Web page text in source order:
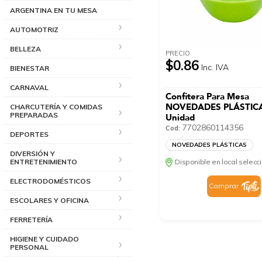
ARGENTINA EN TU MESA
AUTOMOTRIZ
BELLEZA
BIENESTAR
CARNAVAL
CHARCUTERÍA Y COMIDAS
PREPARADAS
DEPORTES
DIVERSIÓN Y
ENTRETENIMIENTO
ELECTRODOMÉSTICOS
ESCOLARES Y OFICINA
FERRETERÍA
HIGIENE Y CUIDADO
PERSONAL
PRECIO
$0.86 Inc. IVA
Confitera Para Mesa
NOVEDADES
Unidad
Cod: 7702860114356
NOVEDADES PLÁSTICAS
Disponible en local
Comprar